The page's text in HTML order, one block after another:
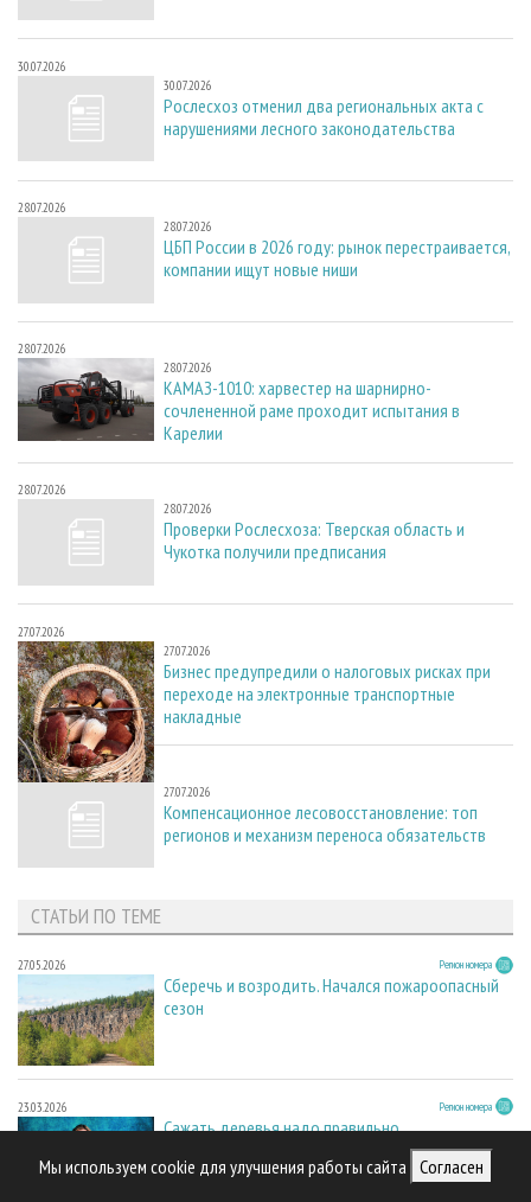
Мы используем cookie для улучшения работы сайта Согласен
30.07.2026
30.07.2026
Рослесхоз отменил два региональных акта с
нарушениями лесного законодательства
28.07.2026
28.07.2026
ЦБП России в 2026 году: рынок перестраивается,
компании ищут новые ниши
28.07.2026
28.07.2026
КАМАЗ-1010: харвестер на шарнирно-
сочлененной раме проходит испытания в
Карелии
28.07.2026
28.07.2026
Проверки Рослесхоза: Тверская область и
Чукотка получили предписания
27.07.2026
27.07.2026
Бизнес предупредили о налоговых рисках при
переходе на электронные транспортные
накладные
27.07.2026
27.07.2026
Компенсационное лесовосстановление: топ
регионов и механизм переноса обязательств
СТАТЬИ ПО ТЕМЕ
27.05.2026 Регион номера
Сберечь и возродить. Начался пожароопасный
сезон
23.03.2026 Регион номера
Сажать деревья надо правильно